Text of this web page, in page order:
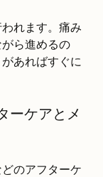
れます。痛み
ら進めるの
あればすぐに
ーケアとメ
のアフターケ